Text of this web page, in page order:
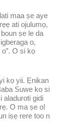
maa ṣe aye
ati ojulumọ,
ṣe le da
o,
O si kọ
kọ yii. Ẹnikan
Suwe ko si
aladuroti gidi
O ma ṣe o!
iṣẹ rere too n